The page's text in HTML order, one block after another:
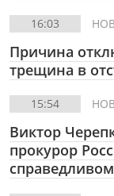
16:03
Причина
трещина в
15:54
Виктор
прокурор